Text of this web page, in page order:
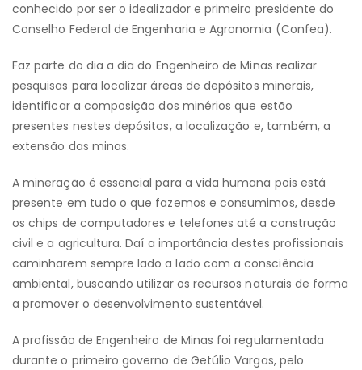
conhecido por ser o idealizador e primeiro presidente do
Conselho Federal de Engenharia e Agronomia (Confea).
Faz parte do dia a dia do Engenheiro de Minas realizar
pesquisas para localizar áreas de depósitos minerais,
identificar a composição dos minérios que estão
presentes nestes depósitos, a localização e, também, a
extensão das minas.
A mineração é essencial para a vida humana pois está
presente em tudo o que fazemos e consumimos, desde
os chips de computadores e telefones até a construção
civil e a agricultura. Daí a importância destes profissionais
caminharem sempre lado a lado com a consciência
ambiental, buscando utilizar os recursos naturais de forma
a promover o desenvolvimento sustentável.
A profissão de Engenheiro de Minas foi regulamentada
durante o primeiro governo de Getúlio Vargas, pelo